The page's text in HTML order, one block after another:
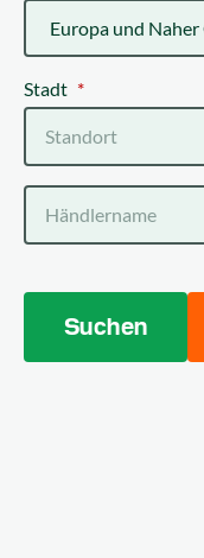
Stadt *
Händlername
Suchen